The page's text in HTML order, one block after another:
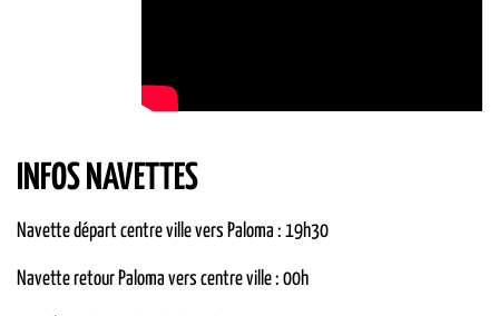
INFOS NAVETTES
Navette départ centre ville vers Paloma : 19h30
Navette retour Paloma vers centre ville : 00h